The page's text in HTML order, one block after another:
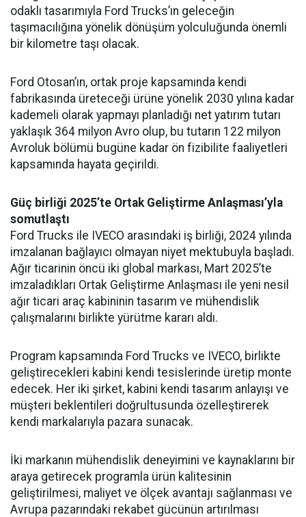
odaklı tasarımıyla Ford Trucks’ın geleceğin
taşımacılığına yönelik dönüşüm yolculuğunda önemli
bir kilometre taşı olacak.
Ford Otosan’ın, ortak proje kapsamında kendi
fabrikasında üreteceği ürüne yönelik 2030 yılına kadar
kademeli olarak yapmayı planladığı net yatırım tutarı
yaklaşık 364 milyon Avro olup, bu tutarın 122 milyon
Avroluk bölümü bugüne kadar ön fizibilite faaliyetleri
kapsamında hayata geçirildi.
Güç birliği 2025’te Ortak Geliştirme Anlaşması’yla
somutlaştı
Ford Trucks ile IVECO arasındaki iş birliği, 2024 yılında
imzalanan bağlayıcı olmayan niyet mektubuyla başladı.
Ağır ticarinin öncü iki global markası, Mart 2025’te
imzaladıkları Ortak Geliştirme Anlaşması ile yeni nesil
ağır ticari araç kabininin tasarım ve mühendislik
çalışmalarını birlikte yürütme kararı aldı.
Program kapsamında Ford Trucks ve IVECO, birlikte
geliştirecekleri kabini kendi tesislerinde üretip monte
edecek. Her iki şirket, kabini kendi tasarım anlayışı ve
müşteri beklentileri doğrultusunda özelleştirerek
kendi markalarıyla pazara sunacak.
İki markanın mühendislik deneyimini ve kaynaklarını bir
araya getirecek programla ürün kalitesinin
geliştirilmesi, maliyet ve ölçek avantajı sağlanması ve
Avrupa pazarındaki rekabet gücünün artırılması